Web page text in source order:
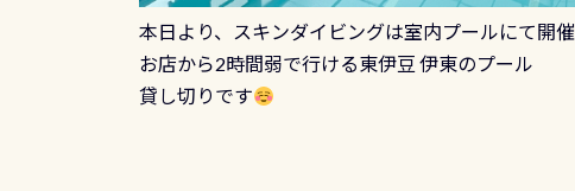
本日より、スキンダイビングは室内プールにて開催
お店から2時間弱で行ける東伊豆 伊東のプール
貸し切りです